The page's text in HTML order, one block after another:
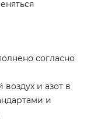
согласно
и азот в
и